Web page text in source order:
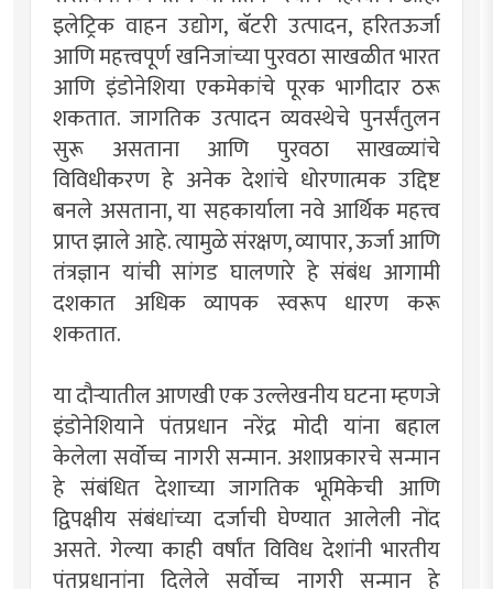
इलेट्रिक वाहन उद्योग, बॅटरी उत्पादन, हरितऊर्जा
आणि महत्त्वपूर्ण खनिजांच्या पुरवठा साखळीत भारत
आणि इंडोनेशिया एकमेकांचे पूरक भागीदार ठरू
शकतात. जागतिक उत्पादन व्यवस्थेचे पुनर्संतुलन
सुरू असताना आणि पुरवठा साखळ्यांचे
विविधीकरण हे अनेक देशांचे धोरणात्मक उद्दिष्ट
बनले असताना, या सहकार्याला नवे आर्थिक महत्त्व
प्राप्त झाले आहे. त्यामुळे संरक्षण, व्यापार, ऊर्जा आणि
तंत्रज्ञान यांची सांगड घालणारे हे संबंध आगामी
दशकात अधिक व्यापक स्वरूप धारण करू
शकतात.
या दौर्‍यातील आणखी एक उल्लेखनीय घटना म्हणजे
इंडोनेशियाने पंतप्रधान नरेंद्र मोदी यांना बहाल
केलेला सर्वोच्च नागरी सन्मान. अशाप्रकारचे सन्मान
हे संबंधित देशाच्या जागतिक भूमिकेची आणि
द्विपक्षीय संबंधांच्या दर्जाची घेण्यात आलेली नोंद
असते. गेल्या काही वर्षांत विविध देशांनी भारतीय
पंतप्रधानांना दिलेले सर्वोच्च नागरी सन्मान हे